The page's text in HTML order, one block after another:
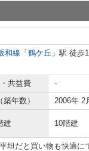
和線 「 鶴ケ丘 」駅 徒歩
共益費
-
年数） 2006年 2
建 10階建
坦だと買い物も快適に